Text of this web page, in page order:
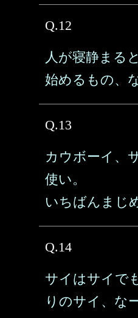
Q.12
人が寝静まる
始めるもの、
Q.13
カウボーイ、
使い。
いちばんまじ
Q.14
サイはサイで
りのサイ、な